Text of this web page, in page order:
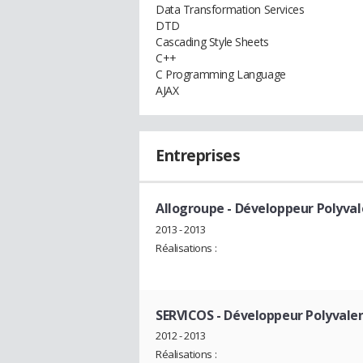
Data Transformation Services
DTD
Cascading Style Sheets
C++
C Programming Language
AJAX
Entreprises
Allogroupe - Développeur
2013 - 2013
Réalisations :
SERVICOS- Développeur
2012 - 2013
Réalisations :